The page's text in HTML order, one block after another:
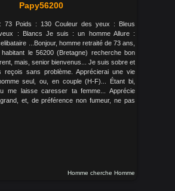
Papy56200
73 Poids : 130 Couleur des yeux : Bleus
: Blancs Je suis : un homme Allure :
...Bonjour, homme retraité de 73 ans,
le 56200 (Bretagne) recherche bon
mais, senior bienvenus... Je suis sobre et
reçois sans problème. Apprécierai une vie
seul, ou, en couple (H-F)... Étant bi,
me laisse caresser ta femme... Apprécie
et, de préférence non fumeur, ne pas
Homme cherche Homme